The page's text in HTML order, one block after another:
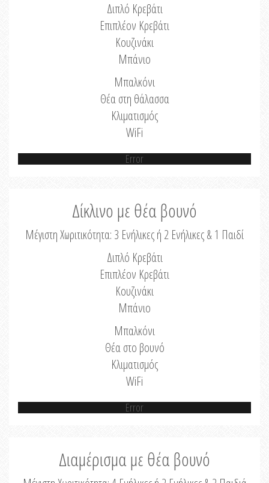
Διπλό Κρεβάτι
Επιπλέον Κρεβάτι
Κουζινάκι
Μπάνιο
Μπαλκόνι
Θέα στη θάλασσα
Κλιματισμός
WiFi
Error
Δίκλινο με θέα βουνό
Μέγιστη Χωριτικότητα: 3 Ενήλικες ή 2 Ενήλικες & 1 Παιδί
Διπλό Κρεβάτι
Επιπλέον Κρεβάτι
Κουζινάκι
Μπάνιο
Μπαλκόνι
Θέα στο βουνό
Κλιματισμός
WiFi
Error
Διαμέρισμα με θέα βουνό